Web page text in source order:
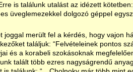
is találunk utalást az idézett
üveglemezekkel dolgozó géppel
joggal merült fel a kérdés, hogy vajon
találjuk: “Felvételeinek pontos
és a korabeli szokásoknak
talált több ezres nagyságrendű